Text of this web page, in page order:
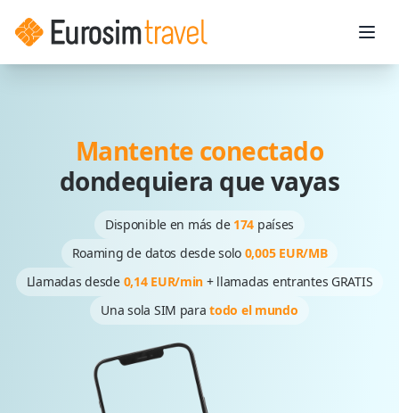
Mantente conectado
dondequiera que vayas
Disponible en más de 174 países
Roaming de datos desde solo 0,005 EUR/MB
Llamadas desde 0,14 EUR/min + llamadas entrantes GRATIS
Una sola SIM paratodo el mundo